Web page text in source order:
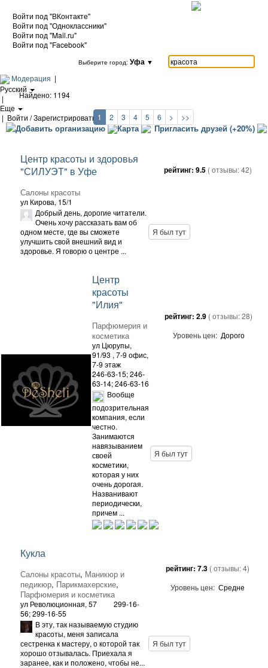
Войти под "ВКонтакте"
Войти под "Одноклассники"
Войти под "Mail.ru"
Войти под "Facebook"
Выберите город: Уфа ▼
Модерация |
Русский
|
Еще
| Войти / Зарегистрироваться
Добавить организацию Карта Пригласить друзей (+20%)
Найдено: 1194
1 2 3 4 5 6 > >>
Центр красоты и здоровья
"СИЛУЭТ" в Уфе
Салоны красоты
ул Кирова, 15/1
рейтинг: 9.5 ( отзывы:42)
Добрый день, дорогие читатели.
Очень хочу рассказать вам об
одном месте, где вы сможете
улучшить свой внешний вид и
здоровье. Я говорю о центре ...
Я был тут
Центр
красоты
"Илия"
Парфюмерия и
косметика
ул Цюрупы,
91/93 , 7-9 офис,
7-9 этаж
246-63-15; 246-
63-14; 246-63-16
рейтинг: 2.9 ( отзывы:28)
Уровень цен: Дорого
Вообще
подозрительная
компания, если
честно.
Занимаются
навязыванием
своей
косметики,
которая у них
очень дорогая.
Названивают
периодически,
причем ...
Я был тут
Кукла
Салоны красоты, Маникюр и
педикюр, Парикмахерские,
Парфюмерия и косметика
ул Революционная, 57
299-16-
56; 299-16-55
рейтинг: 7.3 ( отзывы:4)
Уровень цен: Средне
В эту, так называемую студию
красоты, меня записала
сестренка к мастеру, о которой так
хорошо отзывалась. Приехала я
заранее, как и положено, чтобы не...
Я был тут